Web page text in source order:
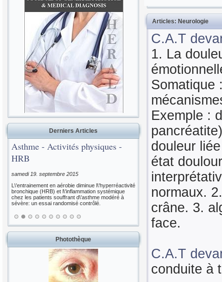
Derniers Articles
Asthme - Activités physiques -
HRB
samedi 19. septembre 2015
L\'entrainement en aérobie diminue l\'hyperréactivité
bronchique (HRB) et l\'inflammation systémique
chez les patients souffrant d\'asthme modéré à
sévère: un essai randomisé contrôlé.
Photothèque
Articles: Neurologie
C.A.T
1. La
Somatique
Exemple :
douleur
état
normaux.
crâne. 3.
face.
C.A.T
conduite à